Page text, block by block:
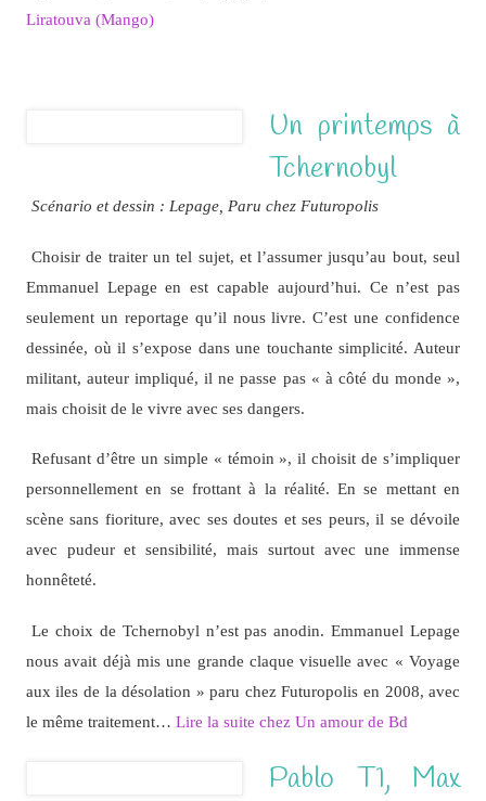
Liratouva (Mango)
Un printemps à
Tchernobyl
Scénario et dessin : Lepage, Paru chez Futuropolis
Choisir de traiter un tel sujet, et l’assumer jusqu’au bout, seul
Emmanuel Lepage en est capable aujourd’hui. Ce n’est pas
seulement un reportage qu’il nous livre. C’est une confidence
dessinée, où il s’expose dans une touchante simplicité. Auteur
militant, auteur impliqué, il ne passe pas « à côté du monde »,
mais choisit de le vivre avec ses dangers.
Refusant d’être un simple « témoin », il choisit de s’impliquer
personnellement en se frottant à la réalité. En se mettant en
scène sans fioriture, avec ses doutes et ses peurs, il se dévoile
avec pudeur et sensibilité, mais surtout avec une immense
honnêteté.
Le choix de Tchernobyl n’est pas anodin. Emmanuel Lepage
nous avait déjà mis une grande claque visuelle avec « Voyage
aux iles de la désolation » paru chez Futuropolis en 2008, avec
le même traitement… Lire la suite chez Un amour de Bd
Pablo T1, Max